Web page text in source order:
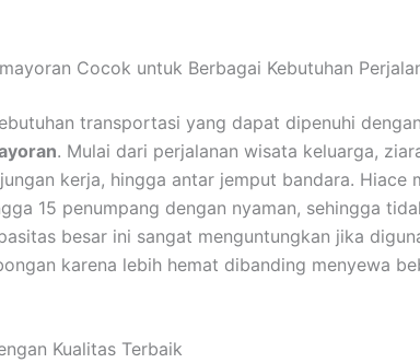
Cocok untuk Berbagai Kebutuhan
transportasi yang dapat dipenuhi dengan
. Mulai dari perjalanan wisata keluarga,
kerja, hingga antar jemput bandara. Hiace
15 penumpang dengan nyaman, sehingga
besar ini sangat menguntungkan jika
karena lebih hemat dibanding menyewa
Kualitas Terbaik